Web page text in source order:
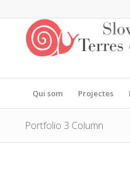
Qui som Projectes
Portfolio 3 Column